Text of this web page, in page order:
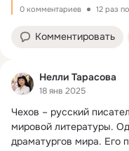
0 комментариев 12 раз
Комментировать
Нелли Тарасова
18 янв 2025
Чехов – русский
мировой литературы.
драматургов мира. Его